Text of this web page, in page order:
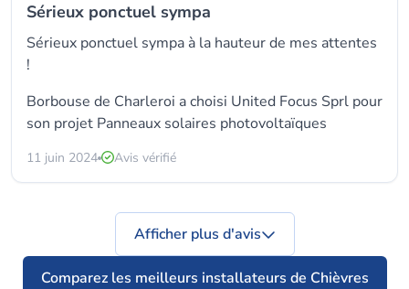
Sérieux ponctuel sympa
Sérieux ponctuel sympa à la hauteur de mes attentes
!
Borbouse de Charleroi a choisi United Focus Sprl pour
son projet Panneaux solaires photovoltaïques
11 juin 2024 Avis vérifié
Comparez les meilleurs installateurs de Chièvres
Afficher plus d'avis